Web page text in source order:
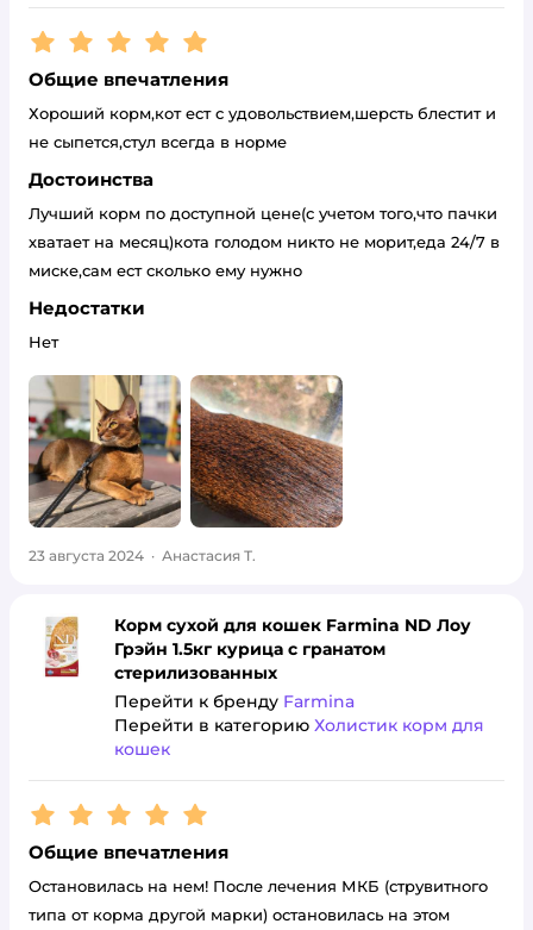
Рейтинг:5
Общие впечатления
Хороший корм,кот ест с удовольствием,шерсть блестит и
не сыпется,стул всегда в норме
Достоинства
Лучший корм по доступной цене(с учетом того,что пачки
хватает на месяц)кота голодом никто не морит,еда 24/7 в
миске,сам ест сколько ему нужно
Недостатки
Нет
23 августа 2024 · Анастасия Т.
Корм сухой для кошек Farmina ND Лоу
Грэйн 1.5кг курица с гранатом
стерилизованных
Перейти к бренду Farmina
Перейти в категорию Холистик корм для
кошек
Рейтинг:5
Общие впечатления
Остановилась на нем! После лечения МКБ (струвитного
типа от корма другой марки) остановилась на этом